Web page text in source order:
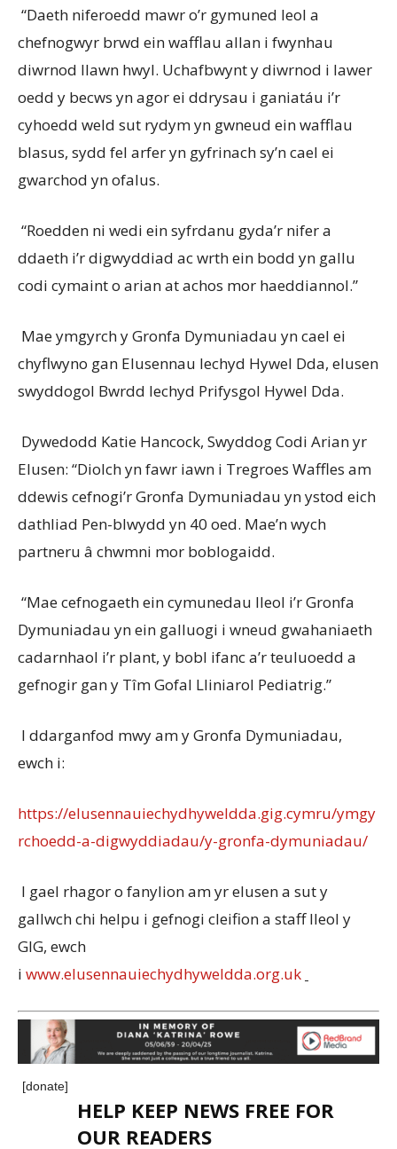
“Daeth niferoedd mawr o’r gymuned leol a
chefnogwyr brwd ein wafflau allan i fwynhau
diwrnod llawn hwyl. Uchafbwynt y diwrnod i lawer
oedd y becws yn agor ei ddrysau i ganiatáu i’r
cyhoedd weld sut rydym yn gwneud ein wafflau
blasus, sydd fel arfer yn gyfrinach sy’n cael ei
gwarchod yn ofalus.
“Roedden ni wedi ein syfrdanu gyda’r nifer a
ddaeth i’r digwyddiad ac wrth ein bodd yn gallu
codi cymaint o arian at achos mor haeddiannol.”
Mae ymgyrch y Gronfa Dymuniadau yn cael ei
chyflwyno gan Elusennau Iechyd Hywel Dda, elusen
swyddogol Bwrdd Iechyd Prifysgol Hywel Dda.
Dywedodd Katie Hancock, Swyddog Codi Arian yr
Elusen: “Diolch yn fawr iawn i Tregroes Waffles am
ddewis cefnogi’r Gronfa Dymuniadau yn ystod eich
dathliad Pen-blwydd yn 40 oed. Mae’n wych
partneru â chwmni mor boblogaidd.
“Mae cefnogaeth ein cymunedau lleol i’r Gronfa
Dymuniadau yn ein galluogi i wneud gwahaniaeth
cadarnhaol i’r plant, y bobl ifanc a’r teuluoedd a
gefnogir gan y Tîm Gofal Lliniarol Pediatrig.”
I ddarganfod mwy am y Gronfa Dymuniadau,
ewch i:
https://elusennauiechydhyweldda.gig.cymru/ymgy
rchoedd-a-digwyddiadau/y-gronfa-dymuniadau/
I gael rhagor o fanylion am yr elusen a sut y
gallwch chi helpu i gefnogi cleifion a staff lleol y
GIG, ewch
i www.elusennauiechydhyweldda.org.uk
[donate]
HELP KEEP NEWS FREE FOR
OUR READERS